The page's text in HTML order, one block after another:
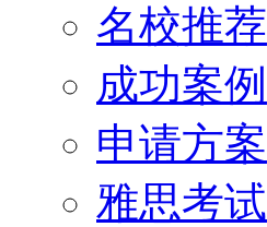
名校推荐
成功案例
申请方案
雅思考试